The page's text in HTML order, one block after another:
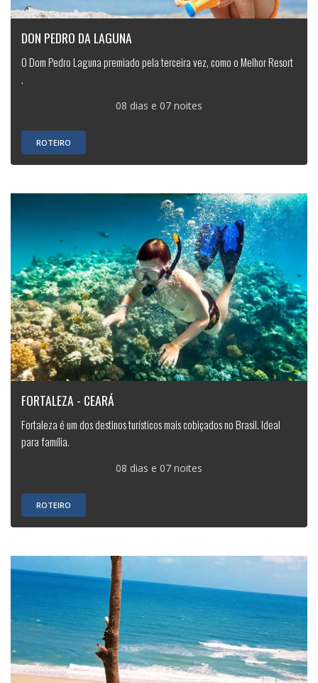
DON PEDRO DA LAGUNA
O Dom Pedro Laguna premiado pela terceira vez, como o Melhor Resort
.
08 dias e 07 noites
ROTEIRO
FORTALEZA - CEARÁ
Fortaleza é um dos destinos turísticos mais cobiçados no Brasil. Ideal
para família.
08 dias e 07 noites
ROTEIRO